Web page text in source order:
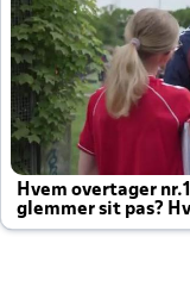
Hvem overtager
glemmer sit pas?
altid til efter